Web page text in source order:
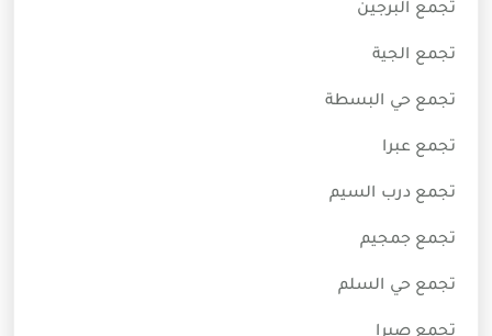
تجمع البرجين
تجمع الجية
تجمع حي البسطة
تجمع عبرا
تجمع درب السيم
تجمع جمجيم
تجمع حي السلم